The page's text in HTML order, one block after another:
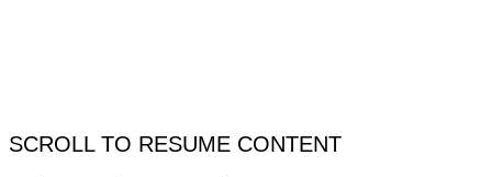
SCROLL TO RESUME CONTENT